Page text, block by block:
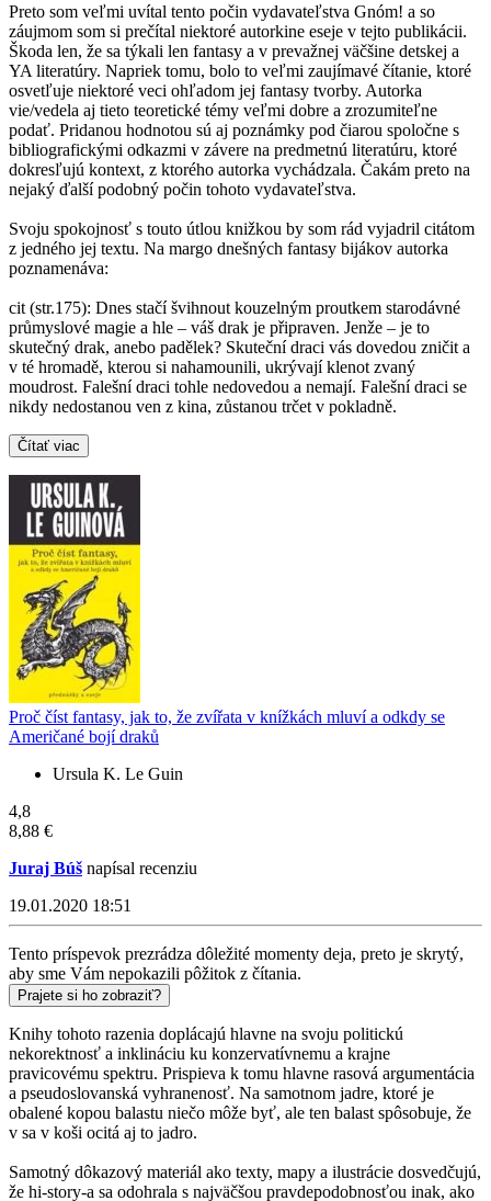
Preto som veľmi uvítal tento počin vydavateľstva Gnóm! a so
záujmom som si prečítal niektoré autorkine eseje v tejto publikácii.
Škoda len, že sa týkali len fantasy a v prevažnej väčšine detskej a
YA literatúry. Napriek tomu, bolo to veľmi zaujímavé čítanie, ktoré
osvetľuje niektoré veci ohľadom jej fantasy tvorby. Autorka
vie/vedela aj tieto teoretické témy veľmi dobre a zrozumiteľne
podať. Pridanou hodnotou sú aj poznámky pod čiarou spoločne s
bibliografickými odkazmi v závere na predmetnú literatúru, ktoré
dokresľujú kontext, z ktorého autorka vychádzala. Čakám preto na
nejaký ďalší podobný počin tohoto vydavateľstva.
Svoju spokojnosť s touto útlou knižkou by som rád vyjadril citátom
z jedného jej textu. Na margo dnešných fantasy bijákov autorka
poznamenáva:
cit (str.175): Dnes stačí švihnout kouzelným proutkem starodávné
průmyslové magie a hle – váš drak je připraven. Jenže – je to
skutečný drak, anebo padělek? Skuteční draci vás dovedou zničit a
v té hromadě, kterou si nahamounili, ukrývají klenot zvaný
moudrost. Falešní draci tohle nedovedou a nemají. Falešní draci se
nikdy nedostanou ven z kina, zůstanou trčet v pokladně.
Čítať viac
Proč číst fantasy, jak to, že zvířata v knížkách mluví a odkdy se
Američané bojí draků
Ursula K. Le Guin
4,8
8,88 €
Juraj Búš napísal recenziu
19.01.2020 18:51
Tento príspevok prezrádza dôležité momenty deja, preto je skrytý,
aby sme Vám nepokazili pôžitok z čítania.
Prajete si ho zobraziť?
Knihy tohoto razenia doplácajú hlavne na svoju politickú
nekorektnosť a inklináciu ku konzervatívnemu a krajne
pravicovému spektru. Prispieva k tomu hlavne rasová argumentácia
a pseudoslovanská vyhranenosť. Na samotnom jadre, ktoré je
obalené kopou balastu niečo môže byť, ale ten balast spôsobuje, že
v sa v koši ocitá aj to jadro.
Samotný dôkazový materiál ako texty, mapy a ilustrácie dosvedčujú,
že hi-story-a sa odohrala s najväčšou pravdepodobnosťou inak, ako